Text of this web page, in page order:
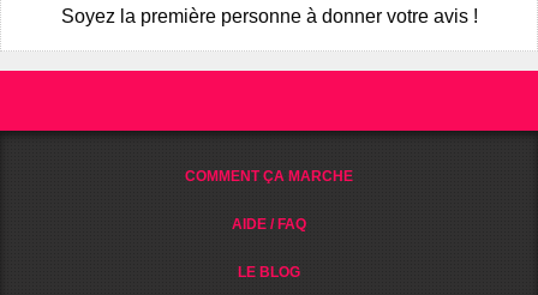
Soyez la première personne à donner votre avis !
COMMENT ÇA MARCHE
AIDE / FAQ
LE BLOG